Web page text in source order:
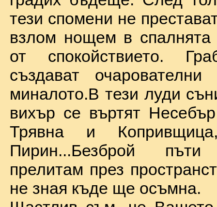
тези спомени не
взлом нощем в спалнята
от спокойствието.
създават
миналото.В тези луди
вихър се въртят
Трявна и
Пирин...Безброй
прелитам през
не зная къде ще осъмна.